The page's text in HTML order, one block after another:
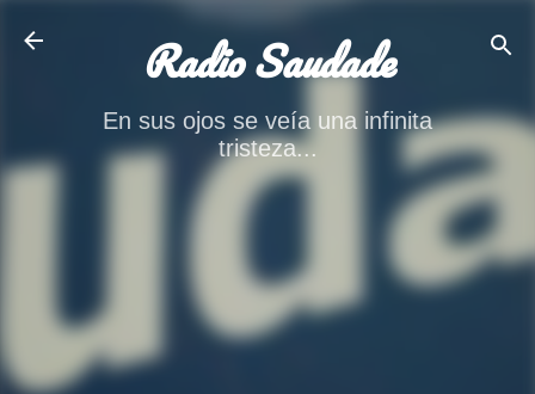
Radio Saudade
En sus ojos se veía una infinita
tristeza...